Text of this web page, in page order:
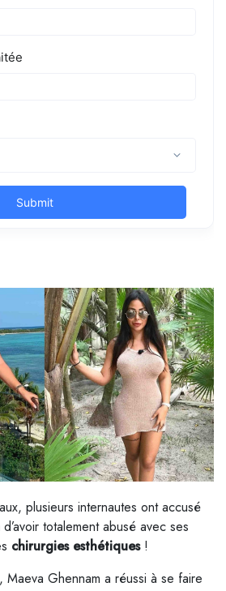
plusieurs internautes ont accusé
d’avoir totalement abusé avec ses
chirurgies esthétiques!
Maeva Ghennam a réussi à se faire